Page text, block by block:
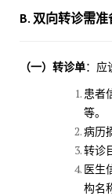
B. 双向转诊需
（一）转诊单：应
患者
等。
病历
转诊
医生
构名